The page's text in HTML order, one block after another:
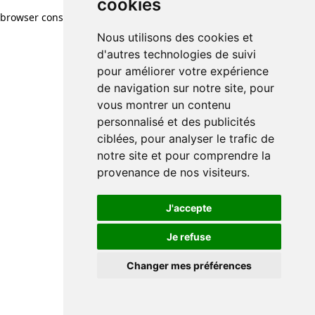
cookies
Nous utilisons des cookies et
d'autres technologies de suivi
pour améliorer votre expérience
de navigation sur notre site, pour
vous montrer un contenu
personnalisé et des publicités
ciblées, pour analyser le trafic de
notre site et pour comprendre la
provenance de nos visiteurs.
J'accepte
Je refuse
Changer mes préférences
browser console for more information)